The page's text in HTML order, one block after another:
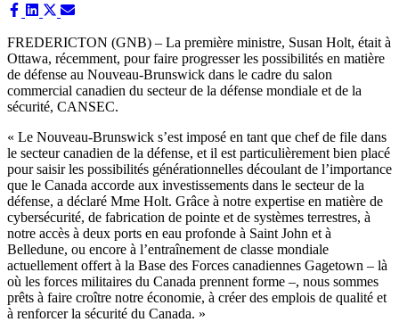
Share
Facebook
Share
LinkedIn
Share
X
(Twitter)
Share
Email
FREDERICTON (GNB) – La première ministre, Susan Holt, était à
Ottawa, récemment, pour faire progresser les possibilités en matière
de défense au Nouveau-Brunswick dans le cadre du salon
commercial canadien du secteur de la défense mondiale et de la
sécurité, CANSEC.
« Le Nouveau-Brunswick s’est imposé en tant que chef de file dans
le secteur canadien de la défense, et il est particulièrement bien placé
pour saisir les possibilités générationnelles découlant de l’importance
que le Canada accorde aux investissements dans le secteur de la
défense, a déclaré Mme Holt. Grâce à notre expertise en matière de
cybersécurité, de fabrication de pointe et de systèmes terrestres, à
notre accès à deux ports en eau profonde à Saint John et à
Belledune, ou encore à l’entraînement de classe mondiale
actuellement offert à la Base des Forces canadiennes Gagetown – là
où les forces militaires du Canada prennent forme –, nous sommes
prêts à faire croître notre économie, à créer des emplois de qualité et
à renforcer la sécurité du Canada. »